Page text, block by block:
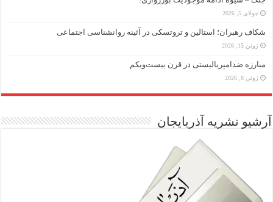
جولای 5, 2026
شکاف رهبران؛ استالین و تروتسکی در آئینه روانشناسی اجتماعی
ژوئن 15, 2026
مبارزه ضد‌امپریالیستی در قرن بیست‌ویکم
ژوئن 8, 2026
آرشیو نشریه آذربایجان